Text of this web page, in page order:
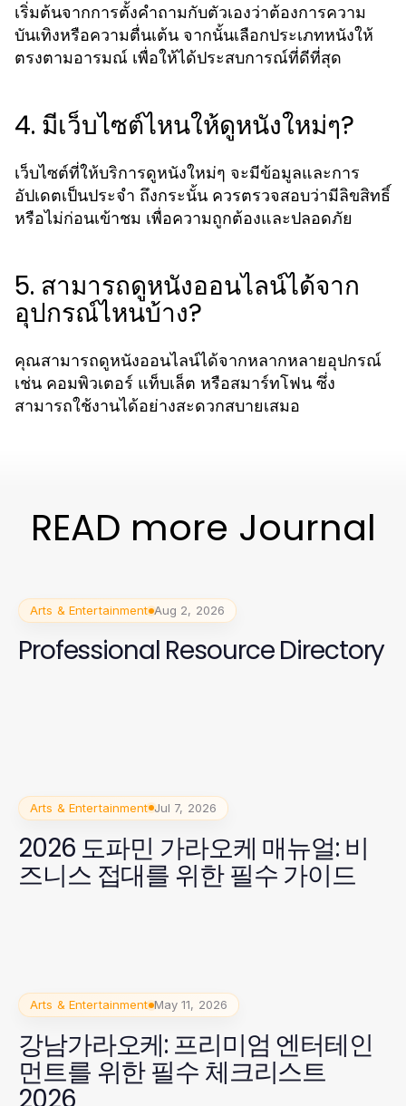
เริ่มต้นจากการตั้งคำถามกับตัวเองว่าต้องการความ
บันเทิงหรือความตื่นเต้น จากนั้นเลือกประเภทหนังให้
ตรงตามอารมณ์ เพื่อให้ได้ประสบการณ์ที่ดีที่สุด
4. มีเว็บไซต์ไหนให้ดูหนังใหม่ๆ?
เว็บไซต์ที่ให้บริการดูหนังใหม่ๆ จะมีข้อมูลและการ
อัปเดตเป็นประจำ ถึงกระนั้น ควรตรวจสอบว่ามีลิขสิทธิ์
หรือไม่ก่อนเข้าชม เพื่อความถูกต้องและปลอดภัย
5. สามารถดูหนังออนไลน์ได้จาก
อุปกรณ์ไหนบ้าง?
คุณสามารถดูหนังออนไลน์ได้จากหลากหลายอุปกรณ์
เช่น คอมพิวเตอร์ แท็บเล็ต หรือสมาร์ทโฟน ซึ่ง
สามารถใช้งานได้อย่างสะดวกสบายเสมอ
READ more Journal
Arts & Entertainment Aug 2, 2026
Professional Resource Directory
Arts & Entertainment Jul 7, 2026
2026 도파민 가라오케 매뉴얼: 비
즈니스 접대를 위한 필수 가이드
Arts & Entertainment May 11, 2026
강남가라오케: 프리미엄 엔터테인
먼트를 위한 필수 체크리스트